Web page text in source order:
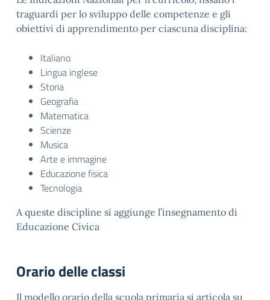
traguardi per lo sviluppo delle competenze e gli
obiettivi di apprendimento per ciascuna disciplina:
Italiano
Lingua inglese
Storia
Geografia
Matematica
Scienze
Musica
Arte e immagine
Educazione fisica
Tecnologia
A queste discipline si aggiunge l’insegnamento di
Educazione Civica
Orario delle classi
Il modello orario della scuola primaria si articola su